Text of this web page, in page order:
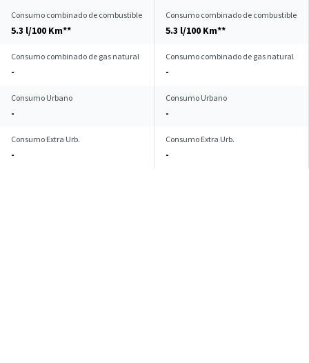
Consumo combinado de combustible
5.3 l/100 Km**
Consumo combinado de combustible
5.3 l/100 Km**
Consumo combinado de gas natural
-
Consumo combinado de gas natural
-
Consumo Urbano
-
Consumo Urbano
-
Consumo Extra Urb.
-
Consumo Extra Urb.
-